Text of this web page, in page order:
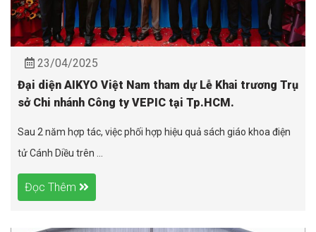
23/04/2025
Đại diện AIKYO Việt Nam tham dự Lễ Khai trương Trụ
sở Chi nhánh Công ty VEPIC tại Tp.HCM.
Sau 2 năm hợp tác, việc phối hợp hiệu quả sách giáo khoa điện
tử Cánh Diều trên ...
Đọc Thêm